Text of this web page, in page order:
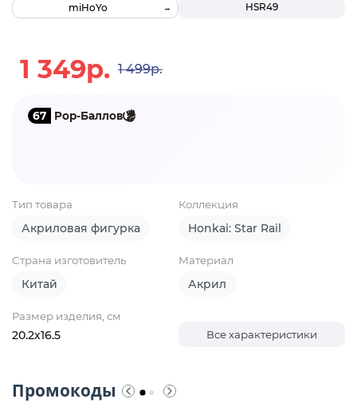
HSR49
miHoYo
1 349р. 1 499р.
67 Pop-Баллов
Тип товара
Акриловая фигурка
Коллекция
Honkai: Star Rail
Страна изготовитель
Китай
Материал
Акрил
Размер изделия, см
20.2х16.5 Все характеристики
Промокоды